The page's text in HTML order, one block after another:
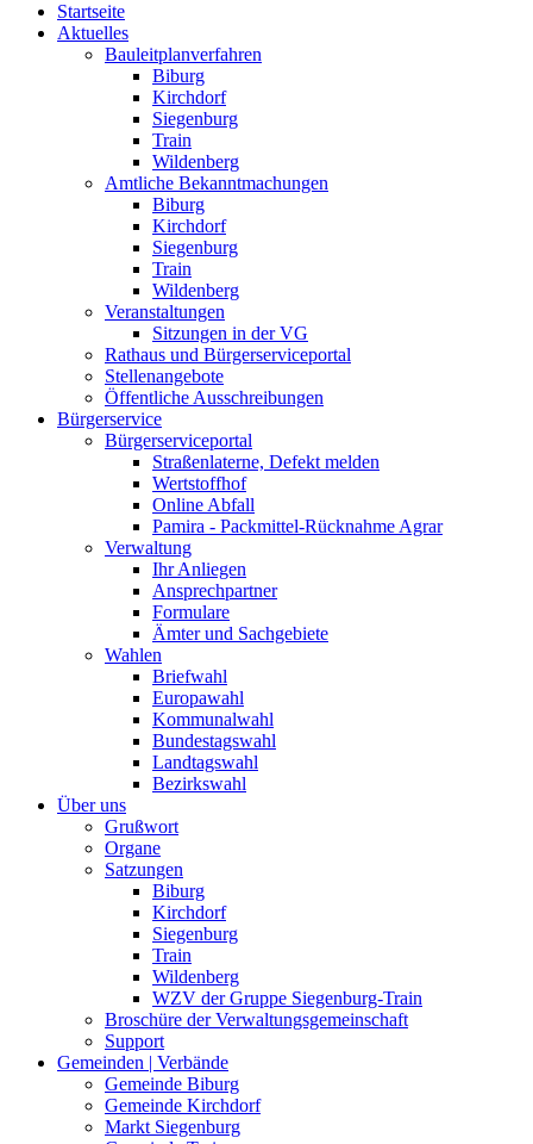
Startseite
Aktuelles
Bauleitplanverfahren
Biburg
Kirchdorf
Siegenburg
Train
Wildenberg
Amtliche Bekanntmachungen
Biburg
Kirchdorf
Siegenburg
Train
Wildenberg
Veranstaltungen
Sitzungen in der VG
Rathaus und Bürgerserviceportal
Stellenangebote
Öffentliche Ausschreibungen
Bürgerservice
Bürgerserviceportal
Straßenlaterne, Defekt melden
Wertstoffhof
Online Abfall
Pamira - Packmittel-Rücknahme Agrar
Verwaltung
Ihr Anliegen
Ansprechpartner
Formulare
Ämter und Sachgebiete
Wahlen
Briefwahl
Europawahl
Kommunalwahl
Bundestagswahl
Landtagswahl
Bezirkswahl
Über uns
Grußwort
Organe
Satzungen
Biburg
Kirchdorf
Siegenburg
Train
Wildenberg
WZV der Gruppe Siegenburg-Train
Broschüre der Verwaltungsgemeinschaft
Support
Gemeinden | Verbände
Gemeinde Biburg
Gemeinde Kirchdorf
Markt Siegenburg